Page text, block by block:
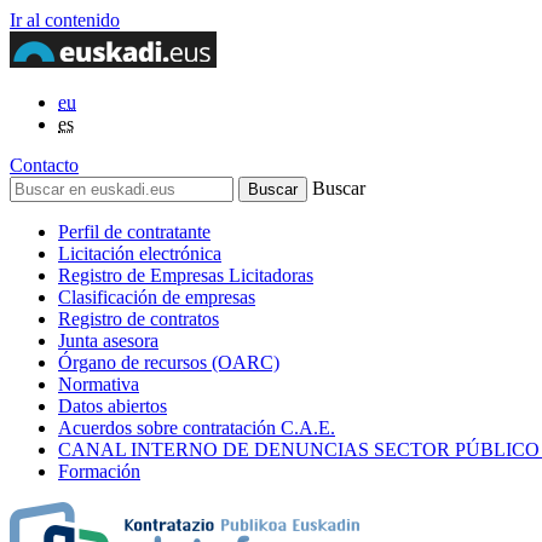
Ir al contenido
eu
es
Contacto
Buscar
Perfil de contratante
Licitación electrónica
Registro de Empresas Licitadoras
Clasificación de empresas
Registro de contratos
Junta asesora
Órgano de recursos (OARC)
Normativa
Datos abiertos
Acuerdos sobre contratación C.A.E.
CANAL INTERNO DE DENUNCIAS SECTOR
Formación